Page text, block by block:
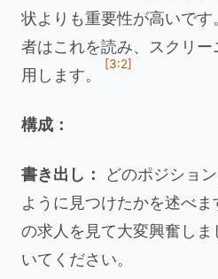
状よりも重要性が高いで
者はこれを読み、スクリ
用します。
[3:2]
構成：
書き出し：
どのポジショ
ように見つけたかを述べ
の求人を見て大変興奮し
いてください。